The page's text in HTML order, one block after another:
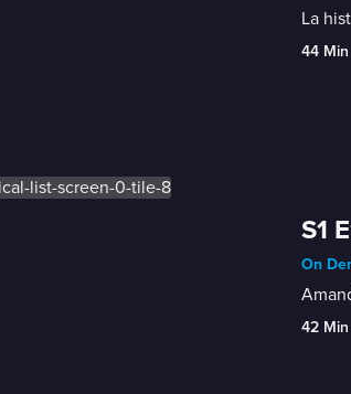
La
44 Min
S1
On
42 Min